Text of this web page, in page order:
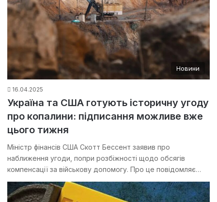
Новини
16.04.2025
Україна та США готують історичну угоду
про копалини: підписання можливе вже
цього тижня
Міністр фінансів США Скотт Бессент заявив про
наближення угоди, попри розбіжності щодо обсягів
компенсації за військову допомогу. Про це повідомляє…